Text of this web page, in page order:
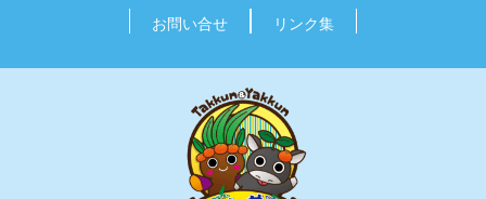
お問い合せ
リンク集